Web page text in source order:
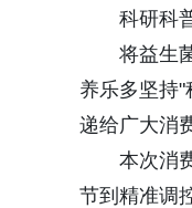
科研科
将益生
养乐多坚持
递给广大消
本次消
节到精准调